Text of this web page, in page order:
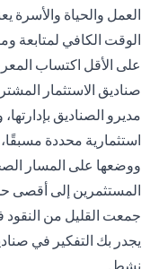
العمل والحياة
الوقت الكافي لمتابعة
على الأقل اكتساب
صناديق الاستثمار
مديرو الصناديق
استثمارية محددة مسبقًا،
ووضعها على المسار
المستثمرين إلى أقصى
جمعت القليل من النقود
يجدر بك التفكير في